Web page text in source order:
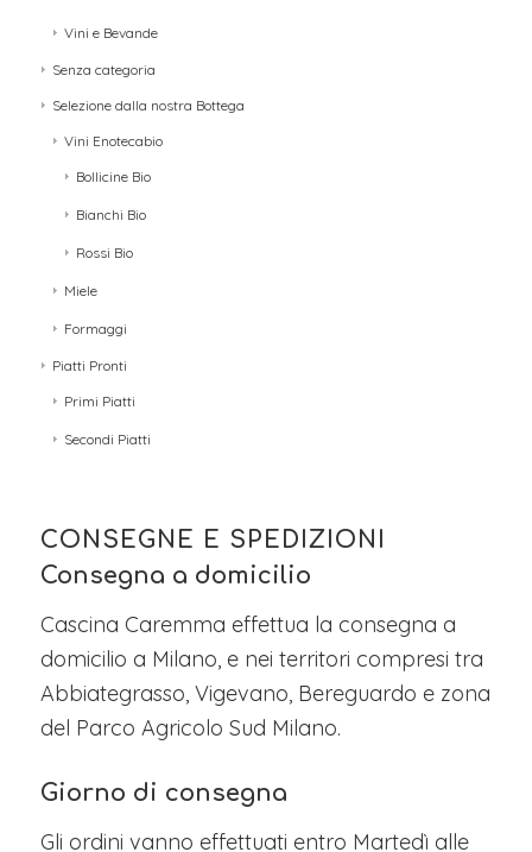
Vini e Bevande
Senza categoria
Selezione dalla nostra Bottega
Vini Enotecabio
Bollicine Bio
Bianchi Bio
Rossi Bio
Miele
Formaggi
Piatti Pronti
Primi Piatti
Secondi Piatti
CONSEGNE E SPEDIZIONI
Consegna a domicilio
Cascina Caremma effettua la consegna a
domicilio a Milano, e nei territori compresi tra
Abbiategrasso, Vigevano, Bereguardo e zona
del Parco Agricolo Sud Milano.
Giorno di consegna
Gli ordini vanno effettuati entro Martedì alle